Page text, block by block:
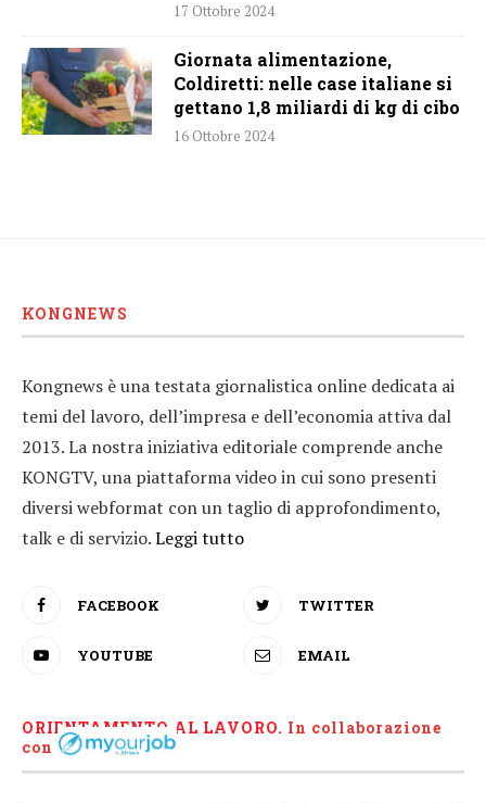
17 Ottobre 2024
Giornata alimentazione,
Coldiretti: nelle case italiane si
gettano 1,8 miliardi di kg di cibo
16 Ottobre 2024
KONGNEWS
Kongnews è una testata giornalistica online dedicata ai
temi del lavoro, dell’impresa e dell’economia attiva dal
2013. La nostra iniziativa editoriale comprende anche
KONGTV, una piattaforma video in cui sono presenti
diversi webformat con un taglio di approfondimento,
talk e di servizio.Leggi tutto
FACEBOOK TWITTER
YOUTUBE EMAIL
ORIENTAMENTO AL LAVORO. In collaborazione
con